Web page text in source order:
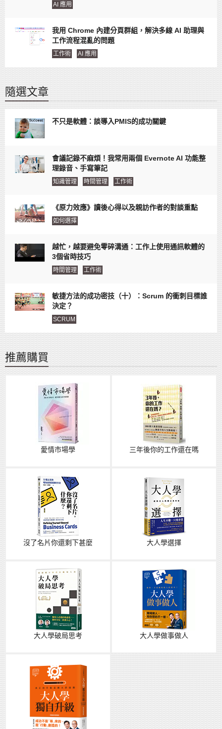
AI 應用
我用 Chrome 內建分頁群組，解決多線 AI 助理與
工作流程混亂的問題
工作術 AI 應用
隨選文章
不只是軟體：談導入PMIS的成功關鍵
會議記錄不麻煩！我常用兩個 Evernote AI 功能整
理錄音、手寫筆記
知識管理 時間管理 工作術
《原力效應》讀後心得以及親訪作者的對談重點
如何選擇
越忙，越要避免零碎溝通：工作上使用通訊軟體的
3個省時技巧
時間管理 工作術
敏捷方法的成功密技（十）：Scrum 的衝刺目標誰
決定？
SCRUM
推薦購買
愛情市場學 三年後你的工作還在嗎
沒了名片你還剩下甚麼 大人學選擇
大人學破局思考 大人學做事做人